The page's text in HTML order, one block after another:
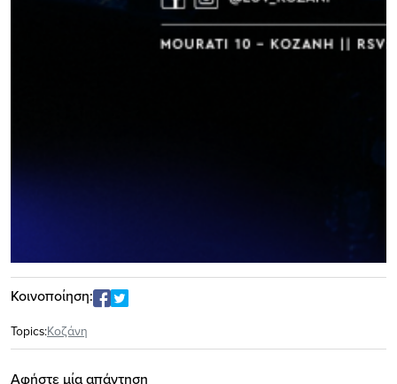
Κοινοποίηση:
Topics:Κοζάνη
Αφήστε μία απάντηση